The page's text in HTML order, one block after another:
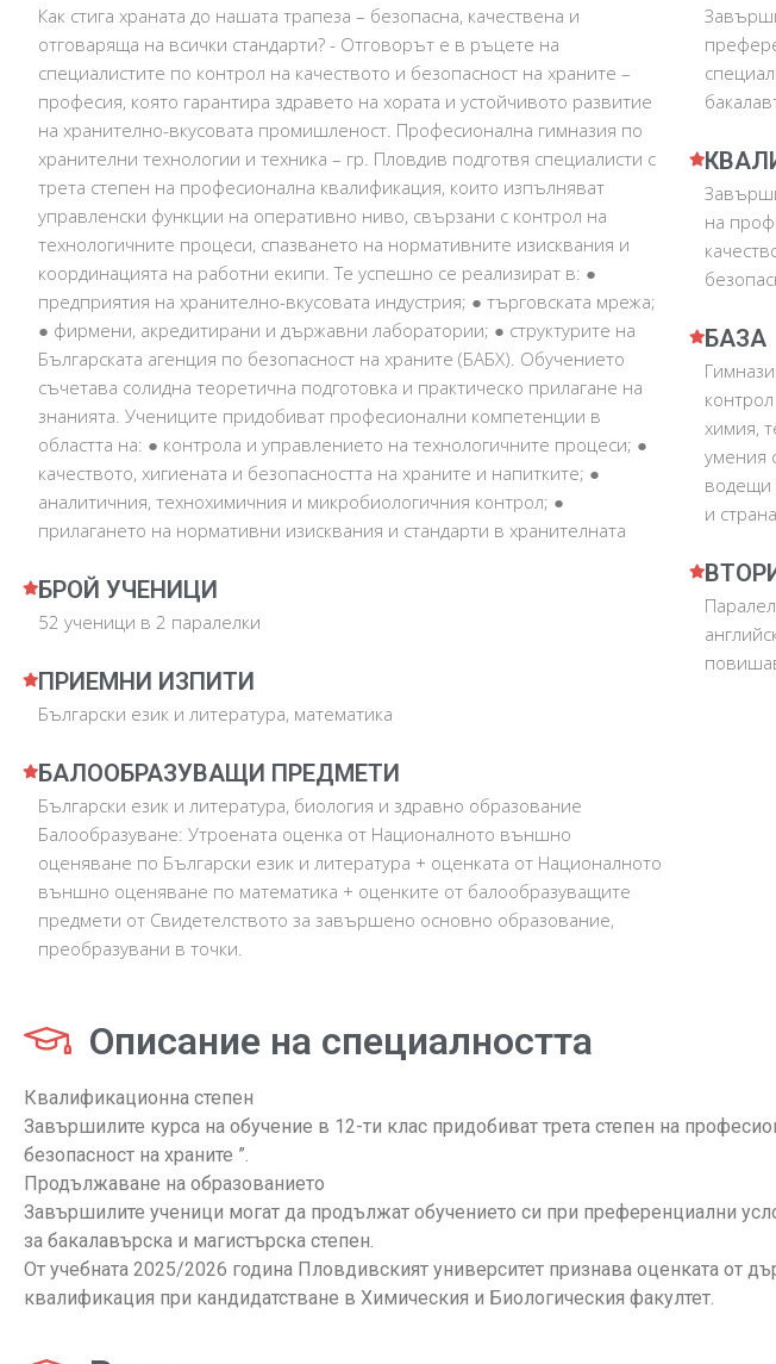
Как стига храната до нашата трапеза – безопасна, качествена и
отговаряща на всички стандарти? - Отговорът е в ръцете на
специалистите по контрол на качеството и безопасност на храните –
професия, която гарантира здравето на хората и устойчивото развитие
на хранително-вкусовата промишленост. Професионална гимназия по
хранителни технологии и техника – гр. Пловдив подготвя специалисти с
трета степен на професионална квалификация, които изпълняват
управленски функции на оперативно ниво, свързани с контрол на
технологичните процеси, спазването на нормативните изисквания и
координацията на работни екипи. Те успешно се реализират в: ●
предприятия на хранително-вкусовата индустрия; ● търговската мрежа;
● фирмени, акредитирани и държавни лаборатории; ● структурите на
Българската агенция по безопасност на храните (БАБХ). Обучението
съчетава солидна теоретична подготовка и практическо прилагане на
знанията. Учениците придобиват професионални компетенции в
областта на: ● контрола и управлението на технологичните процеси; ●
качеството, хигиената и безопасността на храните и напитките; ●
аналитичния, технохимичния и микробиологичния контрол; ●
прилагането на нормативни изисквания и стандарти в хранителната
БРОЙ УЧЕНИЦИ
52 ученици в 2 паралелки
ПРИЕМНИ ИЗПИТИ
Български език и литература, математика
БАЛООБРАЗУВАЩИ ПРЕДМЕТИ
Български език и литература, биология и здравно образование
Балообразуване: Утроената оценка от Националното външно
оценяване по Български език и литература + оценката от Националното
външно оценяване по математика + оценките от балообразуващите
предмети от Свидетелството за завършено основно образование,
преобразувани в точки.
на
БАЗА
химия,
умения
водещи
и
Описание на специалността
Квалификационна степен
Завършилите курса на обучение в 12-ти клас придобиват трета степен на
безопасност на храните ”.
Продължаване на образованието
Завършилите ученици могат да продължат обучението си при преференциални
за бакалавърска и магистърска степен.
От учебната 2025/2026 година Пловдивският университет признава оценката от
квалификация при кандидатстване в Химическия и Биологическия факултет.